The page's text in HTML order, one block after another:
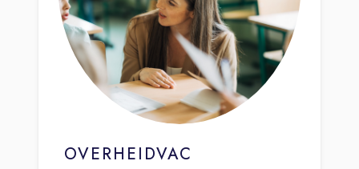
OVERHEIDVAC